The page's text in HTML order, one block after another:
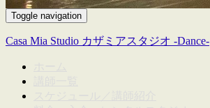
Toggle navigation
Casa Mia Studio カザミアスタジオ -Dance-